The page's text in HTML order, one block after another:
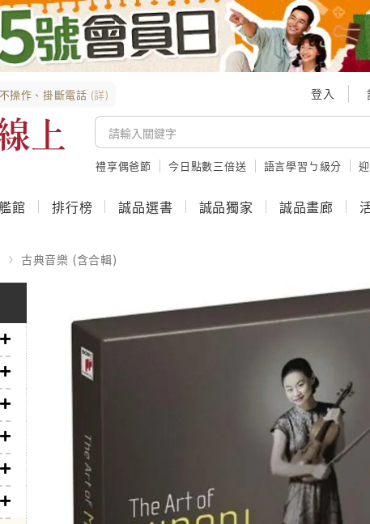
操作、掛斷電話 (詳) 登入
禮享偶爸節 今日點數三倍送 語言學習ㄅ級分
館 排行榜 誠品選書 誠品獨家 誠品畫廊
古典音樂 (含合輯)